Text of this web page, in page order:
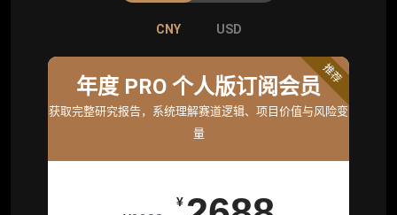
CNY USD
年度 PRO 个人版订阅会员
获取完整研究报告，系统理解赛道逻辑、项目价值与风险变
量
¥
推荐
CNY USD
机构标准年度服务会员
获取机构级研究与基础服务
26800
标准版